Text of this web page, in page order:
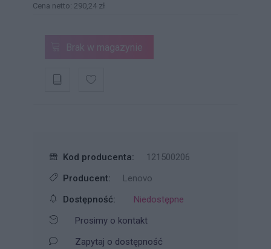
Cena netto: 290,24 zł
Brak w magazynie
Kod producenta:
121500206
Producent:
Lenovo
Dostępność:
Niedostępne
Prosimy o kontakt
Zapytaj o dostępność